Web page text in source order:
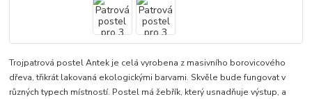
Trojpatrová postel Antek je celá vyrobena z masivního borovicového
dřeva, třikrát lakovaná ekologickými barvami. Skvěle bude fungovat v
různých typech místností. Postel má žebřík, který usnadňuje výstup, a